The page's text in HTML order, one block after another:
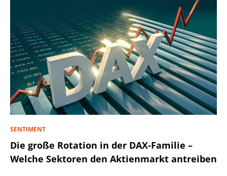
SENTIMENT
Die große Rotation in der DAX-Familie –
Welche Sektoren den Aktienmarkt antreiben